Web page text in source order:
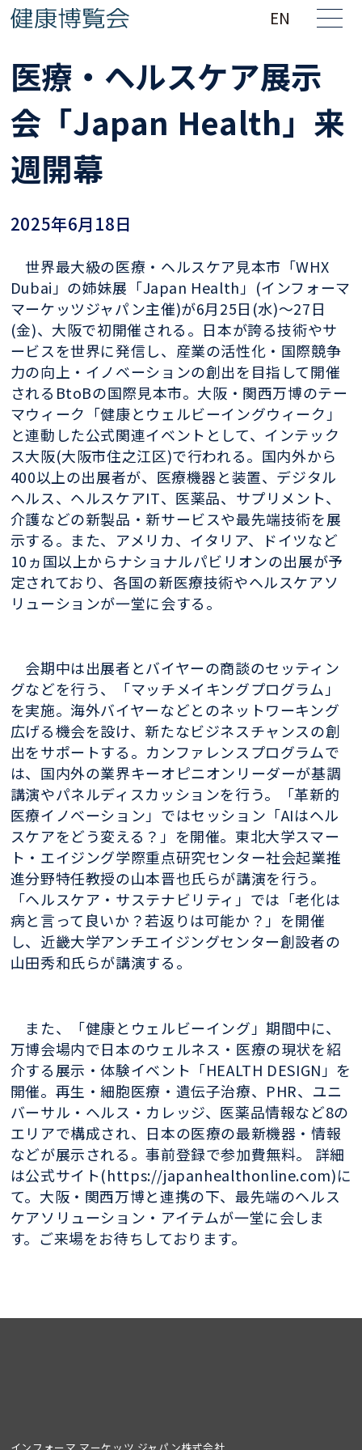
EN
医療・ヘルスケア展示
会「Japan Health」来
週開幕
2025年6月18日
世界最大級の医療・ヘルスケア見本市「WHX
Dubai」の姉妹展「Japan Health」(インフォーマ
マーケッツジャパン主催)が6月25日(水)～27日
(金)、大阪で初開催される。日本が誇る技術やサ
ービスを世界に発信し、産業の活性化・国際競争
力の向上・イノベーションの創出を目指して開催
されるBtoBの国際見本市。大阪・関西万博のテー
マウィーク「健康とウェルビーイングウィーク」
と連動した公式関連イベントとして、インテック
ス大阪(大阪市住之江区)で行われる。国内外から
400以上の出展者が、医療機器と装置、デジタル
ヘルス、ヘルスケアIT、医薬品、サプリメント、
介護などの新製品・新サービスや最先端技術を展
示する。また、アメリカ、イタリア、ドイツなど
10ヵ国以上からナショナルパビリオンの出展が予
定されており、各国の新医療技術やヘルスケアソ
リューションが一堂に会する。
会期中は出展者とバイヤーの商談のセッティン
グなどを行う、「マッチメイキングプログラム」
を実施。海外バイヤーなどとのネットワーキング
広げる機会を設け、新たなビジネスチャンスの創
出をサポートする。カンファレンスプログラムで
は、国内外の業界キーオピニオンリーダーが基調
講演やパネルディスカッションを行う。「革新的
医療イノベーション」ではセッション「AIはヘル
スケアをどう変える？」を開催。東北大学スマー
ト・エイジング学際重点研究センター社会起業推
進分野特任教授の山本晋也氏らが講演を行う。
「ヘルスケア・サステナビリティ」では「老化は
病と言って良いか？若返りは可能か？」を開催
し、近畿大学アンチエイジングセンター創設者の
山田秀和氏らが講演する。
また、「健康とウェルビーイング」期間中に、
万博会場内で日本のウェルネス・医療の現状を紹
介する展示・体験イベント「HEALTH DESIGN」を
開催。再生・細胞医療・遺伝子治療、PHR、ユニ
バーサル・ヘルス・カレッジ、医薬品情報など8の
エリアで構成され、日本の医療の最新機器・情報
などが展示される。事前登録で参加費無料。 詳細
は公式サイト(https://japanhealthonline.com)に
て。大阪・関西万博と連携の下、最先端のヘルス
ケアソリューション・アイテムが一堂に会しま
す。ご来場をお待ちしております。